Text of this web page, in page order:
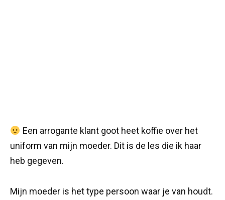
Een arrogante klant goot heet koffie over het
uniform van mijn moeder. Dit is de les die ik haar
heb gegeven.
Mijn moeder is het type persoon waar je van houdt.